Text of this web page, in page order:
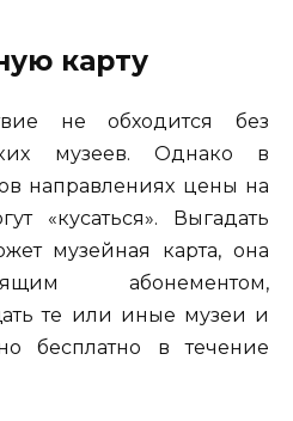
карту
не обходится без
музеев. Однако в
направлениях цены на
«кусаться». Выгадать
музейная карта, она
абонементом,
те или иные музеи и
бесплатно в течение